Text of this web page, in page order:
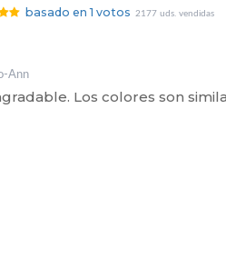
basado en 1 votos 2177 uds. vendidas
Ann
Los colores son